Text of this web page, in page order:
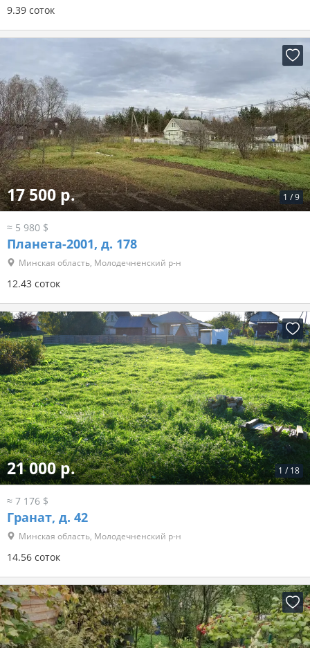
9.39 соток
1 /9
17 500 р.
≈ 5 980 $
Планета-2001, д. 178
Минская область, Молодечненский р-н
12.43 соток
1 / 18
21 000 р.
≈ 7 176 $
Гранат, д. 42
Минская область, Молодечненский р-н
14.56 соток